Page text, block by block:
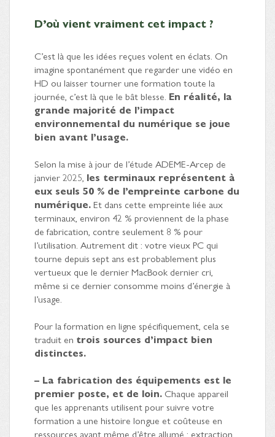
D’où vient vraiment cet impact ?
C’est là que les idées reçues volent en éclats. On
imagine spontanément que regarder une vidéo en
HD ou laisser tourner une formation toute la
journée, c’est là que le bât blesse. En réalité, la
grande majorité de l’impact
environnemental du numérique se joue
bien avant l’usage.
Selon la mise à jour de l’étude ADEME-Arcep de
janvier 2025, les terminaux représentent à
eux seuls 50 % de l’empreinte carbone du
numérique.Et dans cette empreinte liée aux
terminaux, environ 42 % proviennent de la phase
de fabrication, contre seulement 8 % pour
l’utilisation. Autrement dit : votre vieux PC qui
tourne depuis sept ans est probablement plus
vertueux que le dernier MacBook dernier cri,
même si ce dernier consomme moins d’énergie à
l’usage.
Pour la formation en ligne spécifiquement, cela se
traduit en trois sources d’impact bien
distinctes.
– La fabrication des équipements est le
premier poste, et de loin. Chaque appareil
que les apprenants utilisent pour suivre votre
formation a une histoire longue et coûteuse en
ressources avant même d’être allumé : extraction